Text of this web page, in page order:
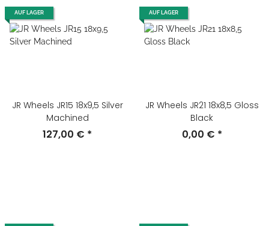
AUF LAGER
JR Wheels JR15 18x9,5 Silver
Machined
127,00 € *
AUF LAGER
JR Wheels JR21 18x8,5 Gloss
Black
0,00 € *